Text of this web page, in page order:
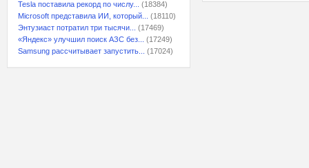
Tesla поставила рекорд по числу...
(18384)
Microsoft представила ИИ, который...
(18110)
Энтузиаст потратил три тысячи...
(17469)
«Яндекс» улучшил поиск АЗС без...
(17249)
Samsung рассчитывает запустить...
(17024)